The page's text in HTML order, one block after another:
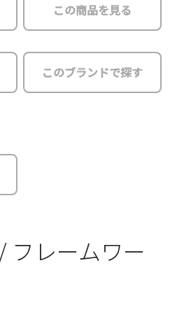
この商品を見る
このブランドで探す
フレームワー